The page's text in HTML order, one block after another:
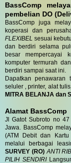
BassComp
pembelian DO
BassComp juga
koperasi dan
FLEXIBEL sesuai
dan berdiri selama
besar mempercayai
komputer termurah
berdiri sampai saat ini.
Dapatkan penawaran
seluler , printer, alat
MITRA BELANJA dan
Alamat BassComp
Jl Gatot Subroto no
Jawa. BassComp
(ATM Debit dan Kartu
melalui berbagai
SURVEY (RO) ANTI
PILIH SENDIRI